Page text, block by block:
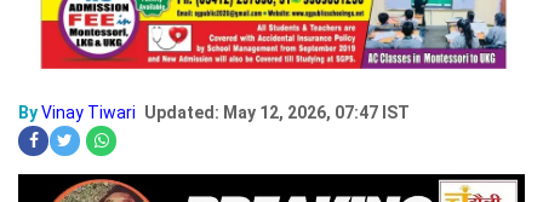
ByVinay Tiwari Updated: May 12, 2026, 07:47 IST